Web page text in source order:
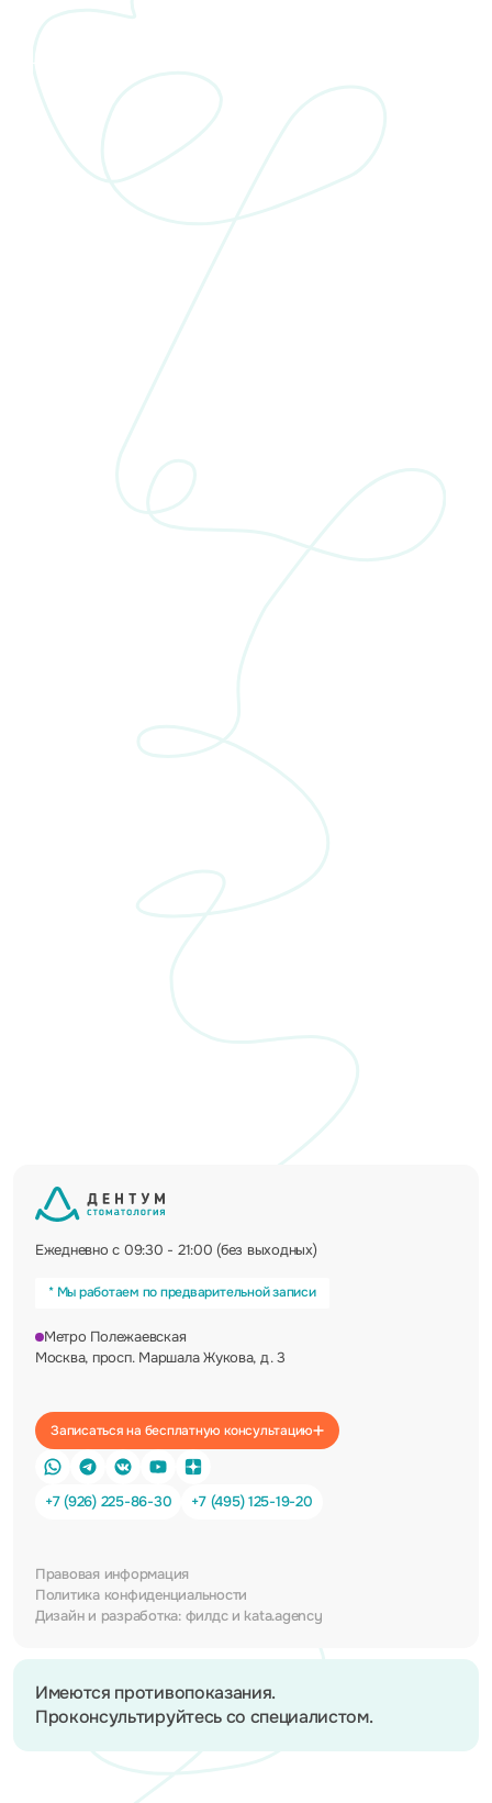
Ежедневно с 09:30 - 21:00 (без выходных)
* Мы работаем по предварительной записи
Записаться на бесплатную консультацию
+7 (926) 225-86-30 +7 (495) 125-19-20
Метро Полежаевская
Москва, просп. Маршала Жукова, д. 3
Правовая информация
Политика конфиденциальности
Дизайн и разработка: филдси kata.agency
Имеются противопоказания.
Проконсультируйтесь со специалистом.